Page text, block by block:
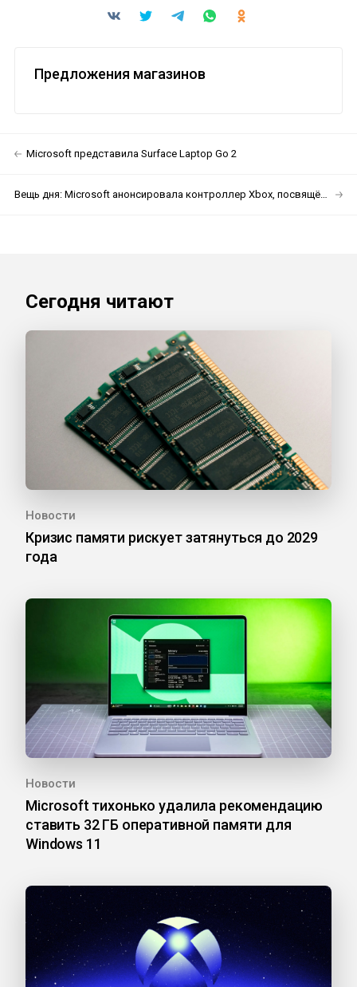
Предложения магазинов
Microsoft представила Surface Laptop Go 2
Вещь дня: Microsoft анонсировала контроллер Xbox, посвящённый ЛГБТКИА+
Сегодня читают
Новости
Кризис памяти рискует затянуться до 2029
года
Новости
Microsoft тихонько удалила рекомендацию
ставить 32 ГБ оперативной памяти для
Windows 11